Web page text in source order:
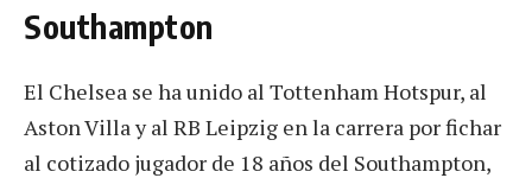
Southampton
El Chelsea se ha unido al Tottenham Hotspur, al
Aston Villa y al RB Leipzig en la carrera por fichar
al cotizado jugador de 18 años del Southampton,